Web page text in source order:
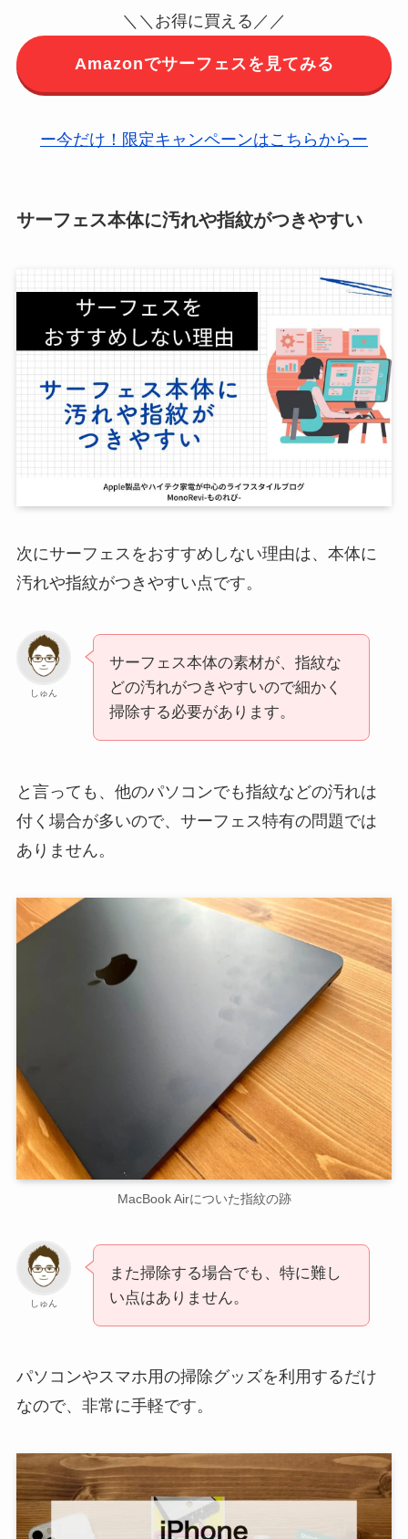
＼＼お得に買える／／
Amazonでサーフェスを見てみる
ー今だけ！限定キャンペーンはこちらからー
サーフェス本体に汚れや指紋がつきやすい
次にサーフェスをおすすめしない理由は、本体に
汚れや指紋がつきやすい点です。
しゅん
サーフェス本体の素材が、指紋な
どの汚れがつきやすいので細かく
掃除する必要があります。
と言っても、他のパソコンでも指紋などの汚れは
付く場合が多いので、サーフェス特有の問題では
ありません。
MacBook Airについた指紋の跡
しゅん
また掃除する場合でも、特に難し
い点はありません。
パソコンやスマホ用の掃除グッズを利用するだけ
なので、非常に手軽です。